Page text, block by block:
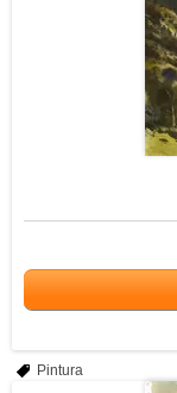
Pintura